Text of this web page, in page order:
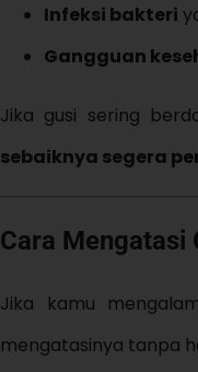
Infeksi bakteri
Gangguan
Jika gusi sering
sebaiknya segera
Cara Mengatasi
Jika kamu
mengatasinya tanpa